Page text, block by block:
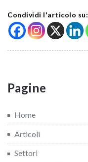
Condividi l'articolo su:
Pagine
Home
Articoli
Settori